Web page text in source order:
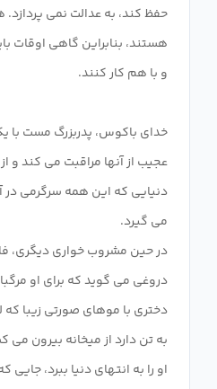
حفظ کند، به عدالت نمی
هستند، بنابراین گاهی اوقات
خدای باکوس، پدربزرگ مست با
دنیایی که این همه سرگرمی
در حین مشروب خواری دیگری،
دروغی می گوید که برای او
دختری با موهای صورتی زیبا که
به تن دارد از میخانه بیرون
او را به انتهای دنیا ببرد،